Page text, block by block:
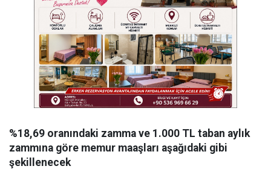
%18,69 oranındaki zamma ve 1.000 TL taban aylık
zammına göre memur maaşları aşağıdaki gibi
şekillenecek